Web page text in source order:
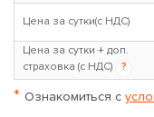
Цена за сутки(с НДС)
Цена за сутки + доп.
страховка (с НДС)
?
* Ознакомиться с